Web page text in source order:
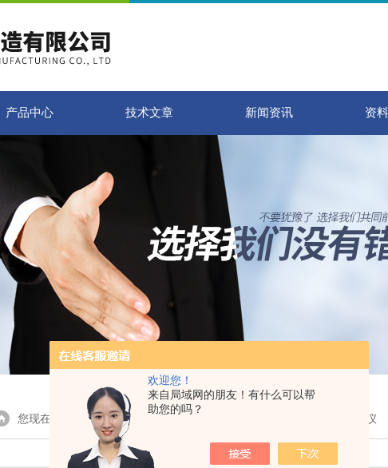
欢迎您！
来自局域网的朋友！有什么可以帮
助您的吗？
产品中心 技术文章 新闻资讯 资
您现在的位置：首页> 产品展示 > 农药残留检测仪 >蔬菜农药残留测定仪